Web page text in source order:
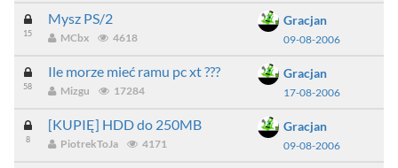
15
Mysz PS/2
MCbx 4618
Gracjan
09-08-2006
58
Ile morze mieć ramu pc xt ???
Mizgu 17284
Gracjan
17-08-2006
8
[KUPIĘ] HDD do 250MB
PiotrekToJa 4171
Gracjan
09-08-2006